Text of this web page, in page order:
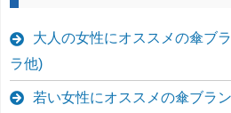
大人の女性にオススメの傘ブ
ラ他)
若い女性にオススメの傘ブラ